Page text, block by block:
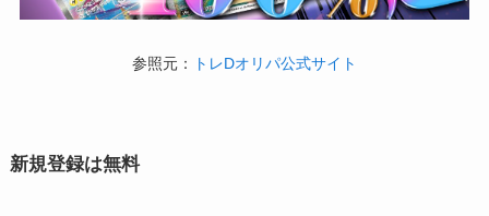
参照元： トレDオリパ公式サイト
新規登録は無料